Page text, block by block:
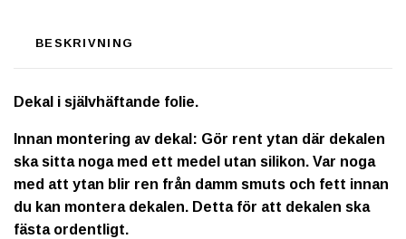
BESKRIVNING
Dekal i självhäftande folie.
Innan montering av dekal: Gör rent ytan där dekalen
ska sitta noga med ett medel utan silikon. Var noga
med att ytan blir ren från damm smuts och fett innan
du kan montera dekalen. Detta för att dekalen ska
fästa ordentligt.